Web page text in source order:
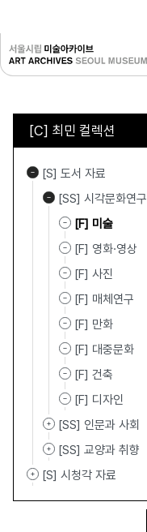
[C] 최민 컬렉션
[S] 도서 자료
[SS] 시각문화연구
[F] 미술
[F] 영화·영상
[F] 사진
[F] 매체연구
[F] 만화
[F] 대중문화
[F] 건축
[F] 디자인
[SS] 인문과 사회
[SS] 교양과 취향
[S] 시청각 자료